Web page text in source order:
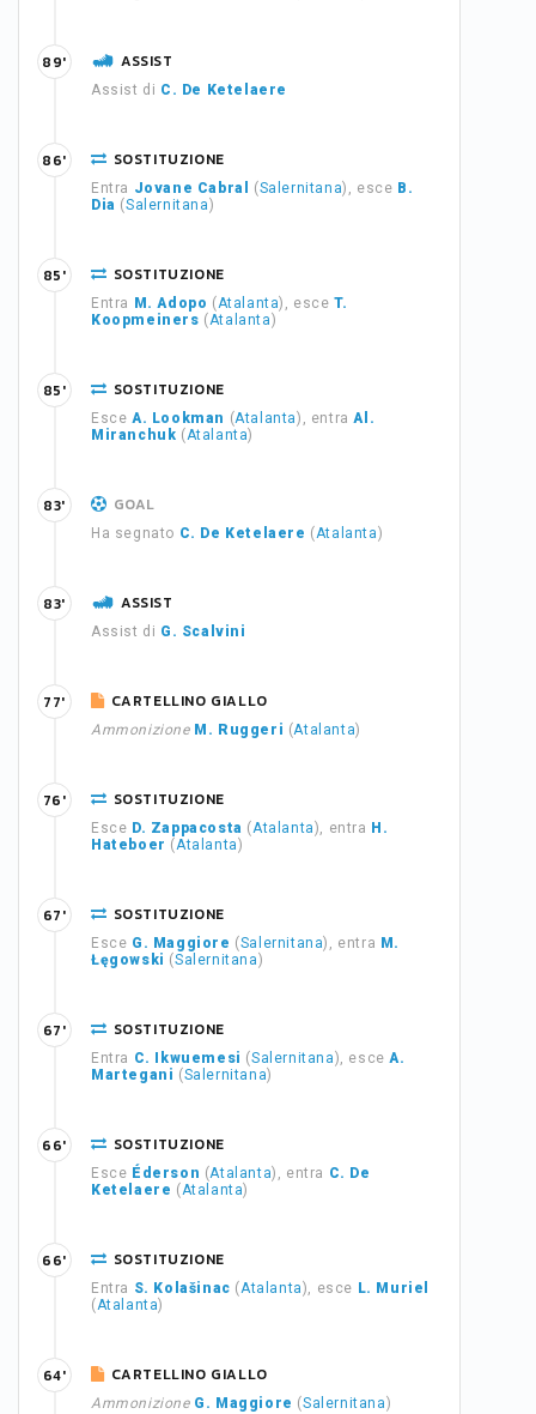
ASSIST
Assist di C. De Ketelaere
89'
SOSTITUZIONE
Entra Jovane Cabral (Salernitana), esce B.
Dia (Salernitana)
86'
SOSTITUZIONE
Entra M. Adopo (Atalanta), esceT.
Koopmeiners (Atalanta)
85'
SOSTITUZIONE
Esce A. Lookman (Atalanta), entraAl.
Miranchuk (Atalanta)
85'
GOAL
Ha segnato C. De Ketelaere (Atalanta)
83'
ASSIST
Assist di G. Scalvini
83'
CARTELLINO GIALLO
Ammonizione M. Ruggeri (Atalanta)
77'
SOSTITUZIONE
Esce D. Zappacosta (Atalanta), entra H.
Hateboer (Atalanta)
76'
SOSTITUZIONE
Esce G. Maggiore (Salernitana), entra M.
Łęgowski (Salernitana)
67'
SOSTITUZIONE
Entra C. Ikwuemesi (Salernitana), esceA.
Martegani (Salernitana)
67'
SOSTITUZIONE
Esce Éderson (Atalanta), entra C. De
Ketelaere (Atalanta)
66'
SOSTITUZIONE
Entra S. Kolašinac (Atalanta), esce L. Muriel
(Atalanta)
66'
CARTELLINO GIALLO
Ammonizione G. Maggiore (Salernitana)
64'